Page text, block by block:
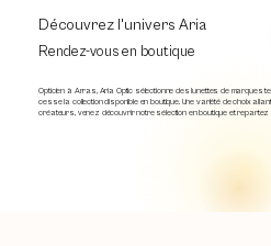
Rendez-vous en boutique
Découvrez l'univers Aria
Opticien à Arras, Aria Optic sélectionne des lunettes de marques
cesse la collection disponible en boutique. Une variété de choix
créateurs, venez découvrir notre sélection en boutique et repartez